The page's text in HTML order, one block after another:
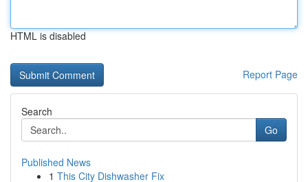
HTML is disabled
Report Page
Search
Go
Published News
1 This City Dishwasher Fix